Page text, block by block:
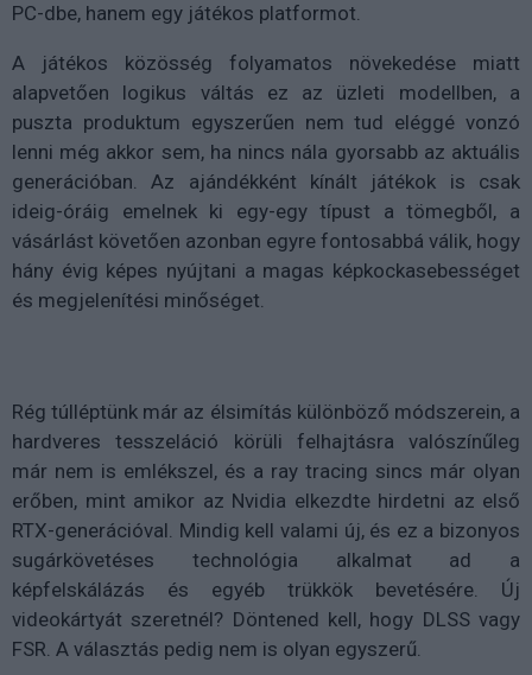
PC-dbe, hanem egy játékos platformot.
A játékos közösség folyamatos növekedése miatt
alapvetően logikus váltás ez az üzleti modellben, a
puszta produktum egyszerűen nem tud eléggé vonzó
lenni még akkor sem, ha nincs nála gyorsabb az aktuális
generációban. Az ajándékként kínált játékok is csak
ideig-óráig emelnek ki egy-egy típust a tömegből, a
vásárlást követően azonban egyre fontosabbá válik, hogy
hány évig képes nyújtani a magas képkockasebességet
és megjelenítési minőséget.
Rég túlléptünk már az élsimítás különböző módszerein, a
hardveres tesszeláció körüli felhajtásra valószínűleg
már nem is emlékszel, és a ray tracing sincs már olyan
erőben, mint amikor az Nvidia elkezdte hirdetni az első
RTX-generációval. Mindig kell valami új, és ez a bizonyos
sugárkövetéses technológia alkalmat ad a
képfelskálázás és egyéb trükkök bevetésére. Új
videokártyát szeretnél? Döntened kell, hogy DLSS vagy
FSR. A választás pedig nem is olyan egyszerű.